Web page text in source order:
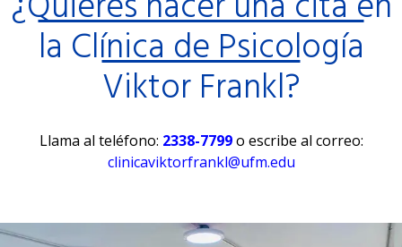
la Clínica de Psicología
Viktor Frankl?
Llama al teléfono: 2338-7799o escribe al correo:
clinicaviktorfrankl@ufm.edu